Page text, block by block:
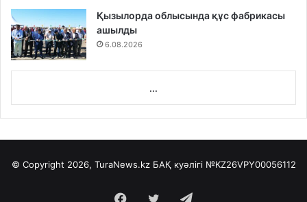
Қызылорда облысында құс фабрикасы
ашылды
6.08.2026
...
© Copyright 2026, TuraNews.kz БАҚ куәлігі №KZ26VPY00056112
Facebook
Twitter